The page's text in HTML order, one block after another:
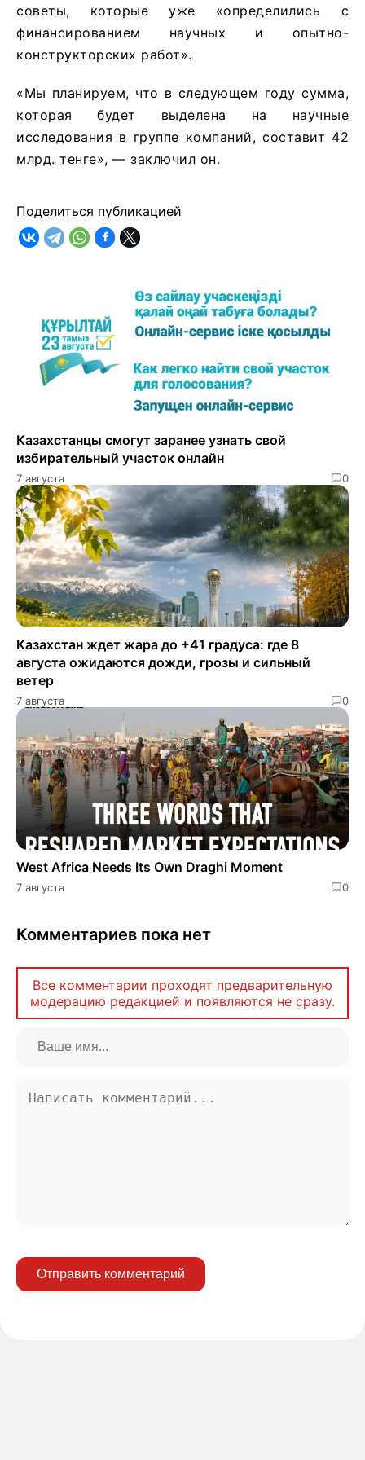
советы, которые уже «определились с
финансированием научных и опытно-
конструкторских работ».
«Мы планируем, что в следующем году сумма,
которая будет выделена на научные
исследования в группе компаний, составит 42
млрд. тенге», — заключил он.
Поделиться публикацией
Казахстанцы смогут заранее узнать свой
избирательный участок онлайн
7 августа 0
Казахстан ждет жара до +41 градуса: где 8
августа ожидаются дожди, грозы и сильный
ветер
7 августа 0
West Africa Needs Its Own Draghi Moment
7 августа 0
Комментариев пока нет
Все комментарии проходят предварительную
модерацию редакцией и появляются не сразу.
Отправить комментарий